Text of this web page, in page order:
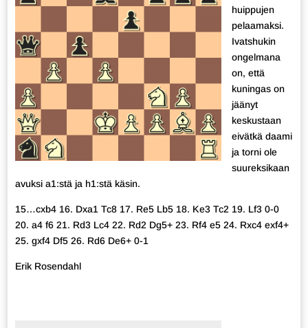
huippujen
pelaamaksi.
Ivatshukin
ongelmana
on, että
kuningas on
jäänyt
keskustaan
eivätkä daami
ja torni ole
suureksikaan
avuksi a1:stä ja h1:stä käsin.
15…cxb4 16. Dxa1 Tc8 17. Re5 Lb5 18. Ke3 Tc2 19. Lf3 0-0
20. a4 f6 21. Rd3 Lc4 22. Rd2 Dg5+ 23. Rf4 e5 24. Rxc4 exf4+
25. gxf4 Df5 26. Rd6 De6+ 0-1
Erik Rosendahl